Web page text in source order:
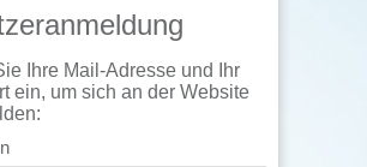
Ihre Mail-Adresse und Ihr
ein, um sich an der Website